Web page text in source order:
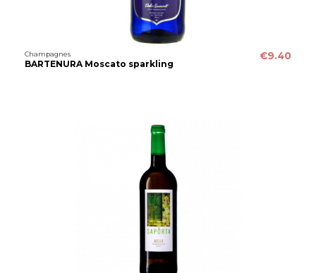
Champagnes
BARTENURA Moscato sparkling
€9.40